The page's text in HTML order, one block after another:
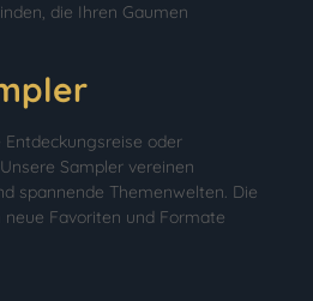
die Ihren Gaumen
oder
Sampler vereinen
spannende Themenwelten. Die
Favoriten und Formate